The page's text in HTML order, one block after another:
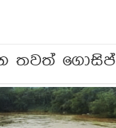
තවත් ගොසිප්